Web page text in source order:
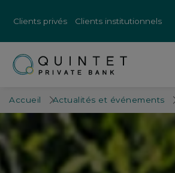
Clients privés Clients institutionnels
Accueil Actualités et événements